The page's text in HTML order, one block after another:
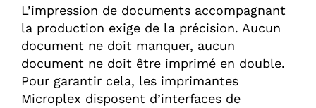
L’impression de documents accompagnant
la production exige de la précision. Aucun
document ne doit manquer, aucun
document ne doit être imprimé en double.
Pour garantir cela, les imprimantes
Microplex disposent d’interfaces de